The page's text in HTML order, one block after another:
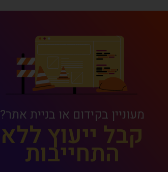
מעוניין בקידום או בניית אתר?
קבל ייעוץ ללא
התחייבות